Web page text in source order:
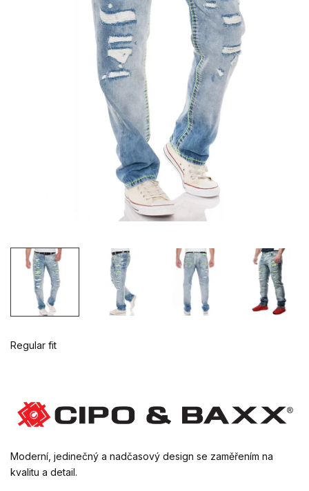
Regular fit
Moderní, jedinečný a nadčasový design se zaměřením na
kvalitu a detail.